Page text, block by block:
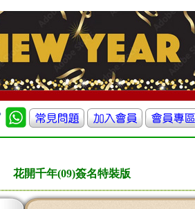
花開千年(09)簽名特裝版